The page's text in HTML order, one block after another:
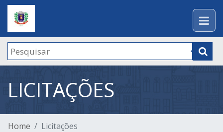
LICITAÇÕES
Home Licitações